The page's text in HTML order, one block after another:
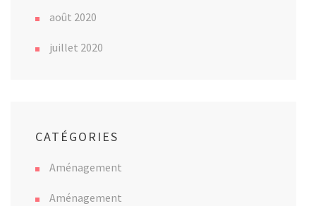
août 2020
juillet 2020
CATÉGORIES
Aménagement
Aménagement